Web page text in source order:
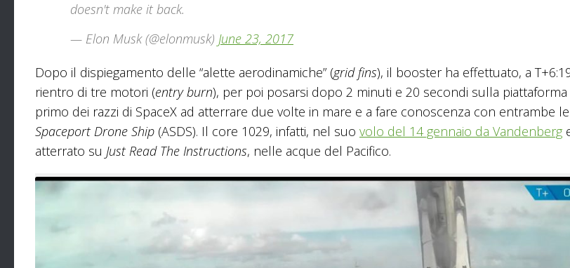
doesn't make it back.
— Elon Musk (@elonmusk) June 23, 2017
Dopo il dispiegamento delle “alette aerodinamiche” (grid fins), il booster ha effettuato, a
rientro di tre motori (entry burn), per poi posarsi dopo 2 minuti e 20 secondi sulla piattaforma
primo dei razzi di SpaceX ad atterrare due volte in mare e a fare conoscenza con entrambe
Spaceport Drone Ship (ASDS). Il core 1029, infatti, nel suo volo del 14 gennaio da Vandenberg
atterrato su Just Read The Instructions, nelle acque del Pacifico.